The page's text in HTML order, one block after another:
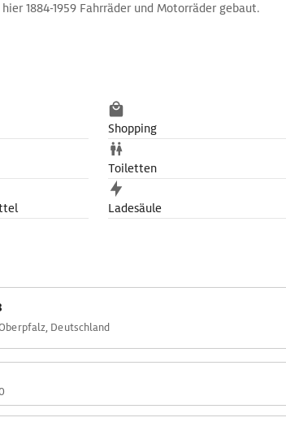
1884-1959 Fahrräder und Motorräder gebaut.
Shopping
Toiletten
Ladesäule
Deutschland